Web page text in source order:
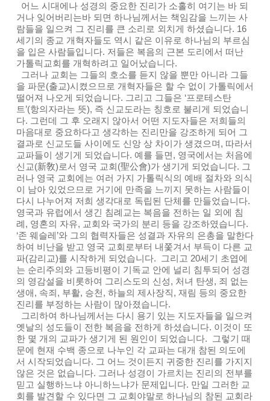
어느 시대에나 성경의 중요한 진리가 소홀히 여기는 바 되
거나 잊어버리는바 되면 하나님께서는 책임감을 느끼는 사
람들을 일으켜 그 진리를 큰 소리로 외치게 하셨습니다. 16
세기의 종교 개혁자들도 역시 같은 이유로 하나님의 부르심
을 입은 사람들입니다. 저들은 복음의 근본 도리에서 떠난
가톨릭교회를 개혁하려고 일어났습니다.
그러나 교회는 그들의 호소를 듣지 않을 뿐만 아니라 그들
을 파문(출교)시켰으므로 개혁자들은 할 수 없이 가톨릭에서
떨어져 나오게 되었습니다. 그리고 그들은 ‘프로테스탄
트’(항의자라는 뜻), 즉 신교도라는 칭호로 불리게 되었습니
다. 그런데 그 후 오래지 않아서 어떤 지도자들은 저희들의
마음대로 중요하다고 생각하는 진리만을 강조하게 되어 그
결과로 신교도들 사이에도 신앙 상 차이가 생겼으며, 따라서
교파들이 생기게 되었습니다. 예를 들면, 영국에서는 처음에
신교(新敎)로서 영국 교회(聖公會)가 생기게 되었습니다. 그
러나 영국 교회에는 여러 가지 가톨릭식의 예배 절차와 의식
이 남아 있었으므로 거기에 만족을 느끼지 못하는 사람들이
다시 나누어져 저희 생각대로 독립된 단체를 만들었습니다.
영국과 유럽에서 생긴 침례교는 복음을 전하는 일 외에 침
례, 영혼의 자유, 교회와 국가의 분리 등을 강조하였습니다.
‘존 웨슬레’와 그의 협력자들은 성결과 자유의 은총을 말한다
하여 비난을 받고 영국 교회로부터 내쫓겨서 부득이 다른 교
파(감리교)를 시작하게 되었습니다. 그리고 20세기 초엽에
는 순리주의와 고등비평이 기독교 안에 널리 침투되어 성경
의 영감설을 비롯하여 그리스도의 신성, 처녀 탄생, 죄 없는
생애, 속죄, 부활, 승천, 하늘의 제사장직, 재림 등의 중요한
진리를 부정하는 사람이 많아졌습니다.
그리하여 하나님께서는 다시 용기 있는 지도자들을 일으켜
옛날의 성도들이 전한 복음을 전하게 하셨습니다. 이것이 또
한 몇 개의 교파가 생기게 된 원인이 되었습니다. 그렇기 때
문에 현재 수백 종으로 나누인 각 교파는 대개 참된 의도에
서 시작되었습니다. 그 어느 것이든지 귀중한 진리를 가지지
않은 것은 없습니다. 그러나 성경이 가르치는 진리의 전부를
믿고 실행하느냐 아니하느냐가 문제입니다. 만일 그러한 교
회를 발견할 수 있다면 그 교회야말로 하나님의 참된 교회라